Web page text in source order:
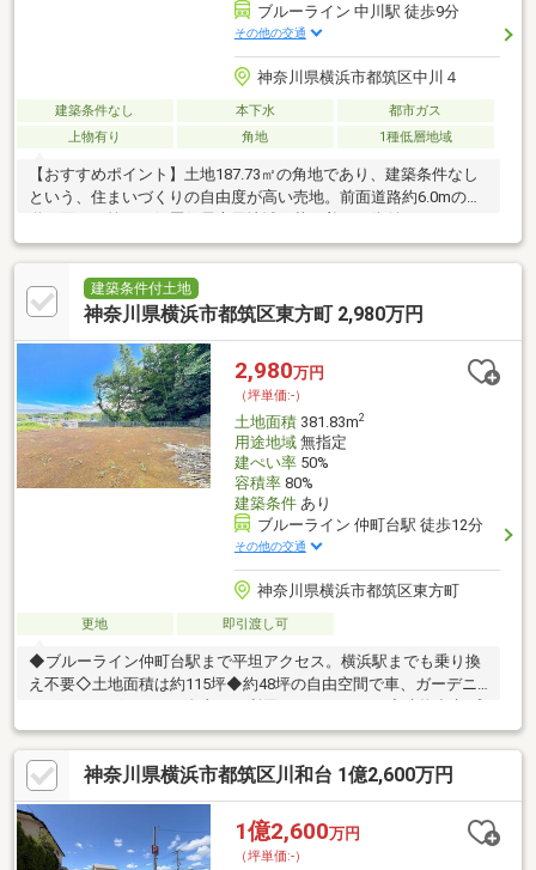
ブルーライン 中川駅 徒歩9分
その他の交通
神奈川県横浜市都筑区中川４
建築条件なし 本下水
都市ガス
上物有り
角地 1種低層地域
【おすすめポイント】土地187.73㎡の角地であり、建築条件なし
という、住まいづくりの自由度が高い売地。前面道路約6.0mの公
道に面し、第一種低層住居専用地域の落ち着いた街並みのなか
で、お好みのプランで理想の住まいを実現しやすい土地です【見
どころ】・建築条件なし売地・土地面積187.73㎡（約56.78坪）・
北西・北東向きの角地・第一種低層住居専用地域に位置【周辺環
境】・横浜市立中川西小学校まで約480m【ご見学について】ご希
も同時相談可能です（お子様連れOK・オンライン可能）
建築条件付土地
神奈川県横浜市都筑区東方町 2,980万円
2,980万円
（坪単価:-）
土地面積381.83m2
用途地域無指定
建ぺい率50%
容積率80%
建築条件あり
ブルーライン 仲町台駅 徒歩12分
その他の交通
神奈川県横浜市都筑区東方町
更地 即引渡し可
◆ブルーライン仲町台駅まで平坦アクセス。横浜駅までも乗り換
え不要◇土地面積は約115坪◆約48坪の自由空間で車、ガーデニ
ランもございます。あなたの明日に寄り添う。 ～Think
your tomorrow～をVISIONとして掲げ、「お客様に寄り添える会
社でいたい」という思いが込められています。“誰よりも近い存在
で、お客様の確かな明日を描くこと”それが、私たちの“志事”です
わたしたちシティネットが“あなたの願う明日”を約束します◇
神奈川県横浜市都筑区川和台 1億2,600万円
1億2,600万円
（坪単価:-）